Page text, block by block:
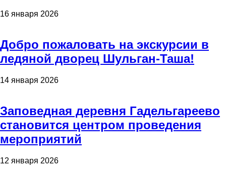
16 января 2026
Добро пожаловать на экскурсии в
ледяной дворец Шульган-Таша!
14 января 2026
Заповедная деревня Гадельгареево
становится центром проведения
мероприятий
12 января 2026